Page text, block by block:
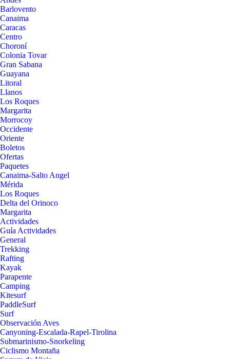
Barlovento
Canaima
Caracas
Centro
Choroní
Colonia Tovar
Gran Sabana
Guayana
Litoral
Llanos
Los Roques
Margarita
Morrocoy
Occidente
Oriente
Boletos
Ofertas
Paquetes
Canaima-Salto Angel
Mérida
Los Roques
Delta del Orinoco
Margarita
Actividades
Guía Actividades
General
Trekking
Rafting
Kayak
Parapente
Camping
Kitesurf
PaddleSurf
Surf
Observación Aves
Canyoning-Escalada-Rapel-Tirolina
Submarinismo-Snorkeling
Ciclismo Montaña